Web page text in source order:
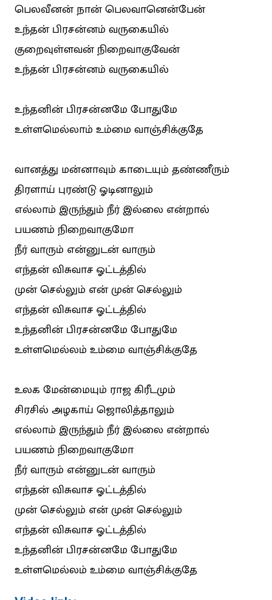
பெலவீனன் நான் பெலவானென்பேன்
உந்தன் பிரசன்னம் வருகையில்
குறைவுள்ளவன் நிறைவாகுவேன்
உந்தன் பிரசன்னம் வருகையில்
உந்தனின் பிரசன்னமே போதுமே
உள்ளமெல்லாம் உம்மை வாஞ்சிக்குதே
வானத்து மன்னாவும் காடையும் தண்ணீரும்
திரளாய் புரண்டு ஓடினாலும்
எல்லாம் இருந்தும் நீர் இல்லை என்றால்
பயணம் நிறைவாகுமோ
நீர் வாரும் என்னுடன் வாரும்
எந்தன் விசுவாச ஓட்டத்தில்
முன் செல்லும் என் முன் செல்லும்
எந்தன் விசுவாச ஓட்டத்தில்
உந்தனின் பிரசன்னமே போதுமே
உள்ளமெல்லம் உம்மை வாஞ்சிக்குதே
உலக மேன்மையும் ராஜ கிரீடமும்
சிரசில் அழகாய் ஜொலித்தாலும்
எல்லாம் இருந்தும் நீர் இல்லை என்றால்
பயணம் நிறைவாகுமோ
நீர் வாரும் என்னுடன் வாரும்
எந்தன் விசுவாச ஓட்டத்தில்
முன் செல்லும் என் முன் செல்லும்
எந்தன் விசுவாச ஓட்டத்தில்
உந்தனின் பிரசன்னமே போதுமே
உள்ளமெல்லம் உம்மை வாஞ்சிக்குதே